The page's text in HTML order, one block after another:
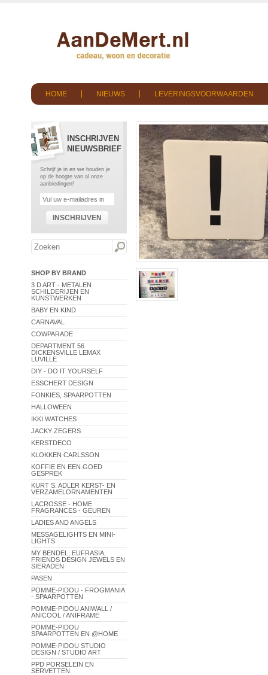
HOME NIEUWS LEVERINGSVOORWAARDEN
INSCHRIJVEN
NIEUWSBRIEF
Schrijf je in en we houden je
op de hoogte van al onze
aanbiedingen!
INSCHRIJVEN
SHOP BY BRAND
3 D ART - METALEN
SCHILDERIJEN EN
KUNSTWERKEN
BABY EN KIND
CARNAVAL
COWPARADE
DEPARTMENT 56
DICKENSVILLE LEMAX
LUVILLE
DIY - DO IT YOURSELF
ESSCHERT DESIGN
FONKIES, SPAARPOTTEN
HALLOWEEN
IKKI WATCHES
JACKY ZEGERS
KERSTDECO
KLOKKEN CARLSSON
KOFFIE EN EEN GOED
GESPREK
KURT S. ADLER KERST- EN
VERZAMELORNAMENTEN
LACROSSE - HOME
FRAGRANCES - GEUREN
LADIES AND ANGELS
MESSAGELIGHTS EN MINI-
LIGHTS
MY BENDEL, EUFRASIA,
FRIENDS DESIGN JEWELS EN
SIERADEN
PASEN
POMME-PIDOU - FROGMANIA
- SPAARPOTTEN
POMME-PIDOU ANIWALL /
ANICOOL / ANIFRAME
POMME-PIDOU
SPAARPOTTEN EN @HOME
POMME-PIDOU STUDIO
DESIGN / STUDIO ART
PPD PORSELEIN EN
SERVETTEN